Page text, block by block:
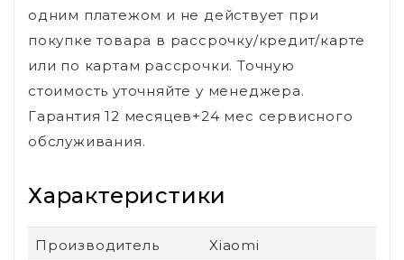
одним платежом и не действует при
покупке товара в рассрочку/кредит/карте
или по картам рассрочки. Точную
стоимость уточняйте у менеджера.
Гарантия 12 месяцев+24 мес сервисного
обслуживания.
Характеристики
Производитель Xiaomi